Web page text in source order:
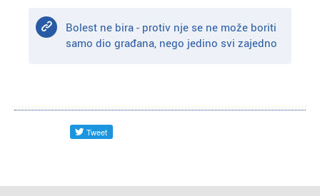
Bolest ne bira - protiv nje se ne može boriti
samo dio građana, nego jedino svi zajedno